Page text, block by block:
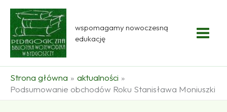
Przejdź
treści
wspomagamy nowoczesną
edukację
Strona główna
aktualności
Podsumowanie obchodów Roku Stanisława Moniuszki